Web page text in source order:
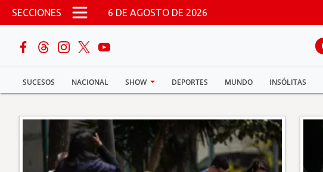
Pasar al contenido principal
SECCIONES 6 DE AGOSTO DE 2026
SUCESOS NACIONAL SHOW DEPORTES MUNDO INSÓLITAS
buscar
Sucesos
Nacional